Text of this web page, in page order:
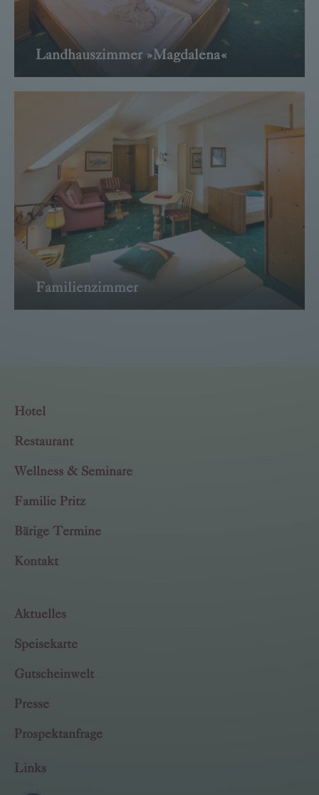
Landhauszimmer »Magdalena«
Familienzimmer
Hotel
Restaurant
Wellness & Seminare
Familie Pritz
Bärige Termine
Kontakt
Aktuelles
Speisekarte
Gutscheinwelt
Presse
Prospektanfrage
Links